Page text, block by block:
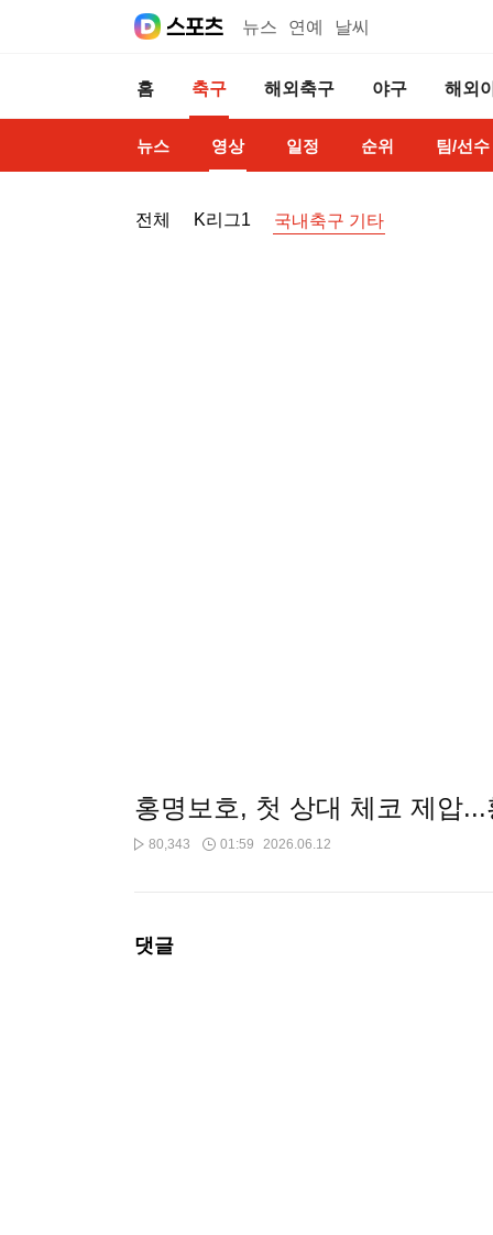
뉴스 연예 날씨
홈 축구 해외축구 야구 해외
뉴스 영상 일정 순위 팀/선수
전체 K리그1 국내축구 기타
홍명보호, 첫 상대 체코 제압
80,343 01:59 2026.06.12
댓글